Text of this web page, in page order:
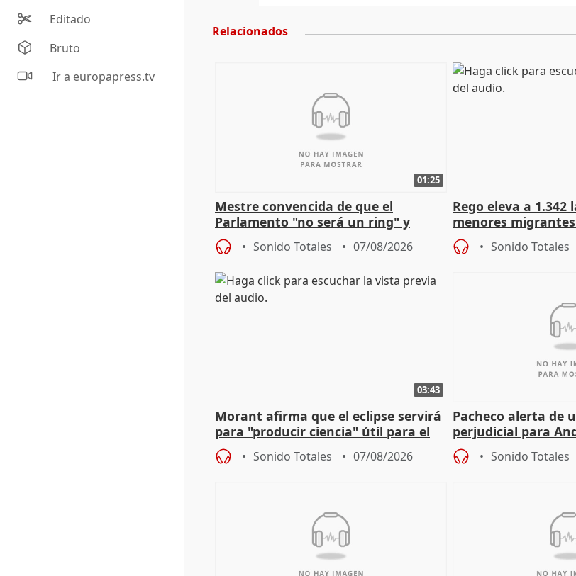
Editado
Bruto
Ir a europapress.tv
Relacionados
01:25
Mestre convencida de que el
Parlamento "no será un ring" y
defiende "estabilidad" del pacto con
Vox
Sonido Totales 07/08/2026
Rego eleva a 1.342
menores
entrada masiva
Sonido Totales
03:43
Morant afirma que el eclipse servirá
para "producir ciencia" útil para el
resto del mundo
Sonido Totales 07/08/2026
Pacheco alerta de
perjudicial para
agricultura hay
Sonido Totales